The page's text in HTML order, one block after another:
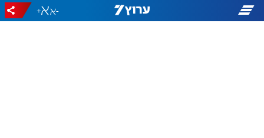
-
+